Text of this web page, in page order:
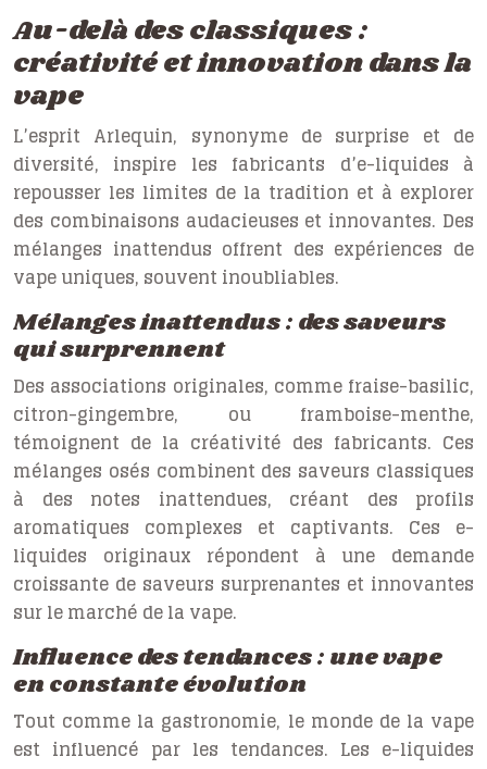
Au-delà des classiques :
créativité et innovation dans la
vape
L’esprit Arlequin, synonyme de surprise et de
diversité, inspire les fabricants d’e-liquides à
repousser les limites de la tradition et à explorer
des combinaisons audacieuses et innovantes. Des
mélanges inattendus offrent des expériences de
vape uniques, souvent inoubliables.
Mélanges inattendus : des saveurs
qui surprennent
Des associations originales, comme fraise-basilic,
citron-gingembre, ou framboise-menthe,
témoignent de la créativité des fabricants. Ces
mélanges osés combinent des saveurs classiques
à des notes inattendues, créant des profils
aromatiques complexes et captivants. Ces e-
liquides originaux répondent à une demande
croissante de saveurs surprenantes et innovantes
sur le marché de la vape.
Influence des tendances : une vape
en constante évolution
Tout comme la gastronomie, le monde de la vape
est influencé par les tendances. Les e-liquides